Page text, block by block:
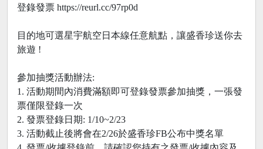
登錄發票 https://reurl.cc/97rp0d
目的地可選星宇航空日本線任意航點，讓盛香珍送你去
旅遊 !
參加抽獎活動辦法:
1. 活動期間內消費滿額即可登錄發票參加抽獎，一張發
票僅限登錄一次
2. 發票登錄日期: 1/10~2/23
3. 活動截止後將會在2/26於盛香珍FB公布中獎名單